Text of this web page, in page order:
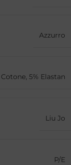
Azzurro
5% Elastan
Liu Jo
P/E